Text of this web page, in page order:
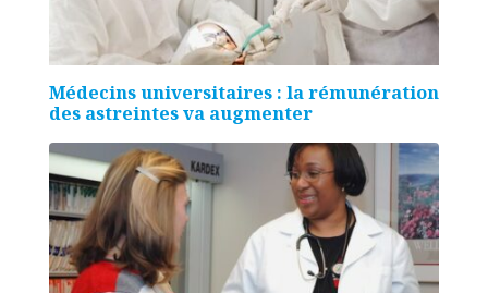
Médecins universitaires : la rémunération
des astreintes va augmenter